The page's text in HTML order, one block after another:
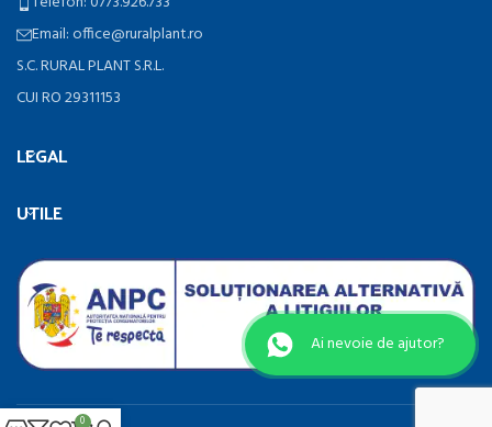
Email: office@ruralplant.ro
S.C. RURAL PLANT S.R.L.
CUI RO 29311153
LEGAL
UTILE
Ai nevoie de ajutor?
0